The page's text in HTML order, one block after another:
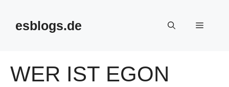
contentesblogs.de Menu
WER IST EGON